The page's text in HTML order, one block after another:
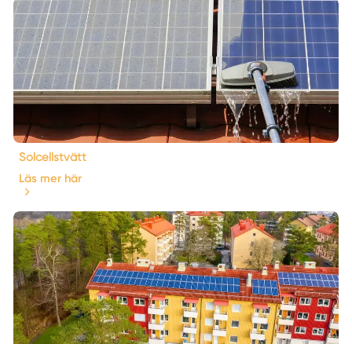
Solcellstvätt
Läs mer här